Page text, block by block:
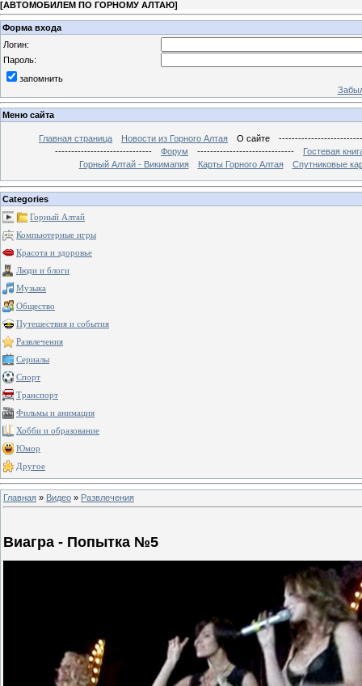
[АВТОМОБИЛЕМ ПО ГОРНОМУ АЛТАЮ]
Форма входа
Логин:
Пароль:
запомнить
Меню сайта
Главная страница Новости из Горного Алтая О сайте
------------------------------
Форум ------------------------------
Гостевая
Горный Алтай - Викимапия
Карты Горного Алтая Спутниковые
Categories
Горный Алтай
Компьютерные игры
Красота и здоровье
Люди и блоги
Музыка
Общество
Путешествия и события
Развлечения
Сериалы
Спорт
Транспорт
Фильмы и анимация
Хобби и образование
Юмор
Другое
Главная » Видео » Развлечения
Виагра - Попытка №5